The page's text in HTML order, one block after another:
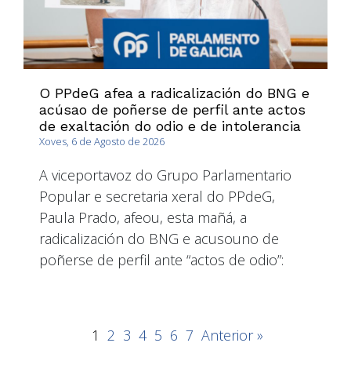
O PPdeG afea a radicalización do BNG e
acúsao de poñerse de perfil ante actos
de exaltación do odio e de intolerancia
Xoves, 6 de Agosto de 2026
A viceportavoz do Grupo Parlamentario
Popular e secretaria xeral do PPdeG,
Paula Prado, afeou, esta mañá, a
radicalización do BNG e acusouno de
poñerse de perfil ante “actos de odio”:
1 2 3 4 5 6 7 Anterior »